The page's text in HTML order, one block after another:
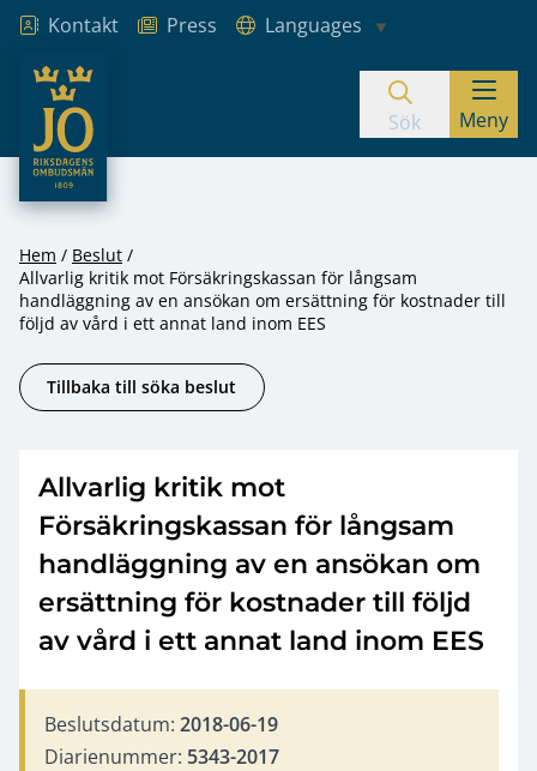
Hoppa till innehåll
Kontakt Press
Languages
JO – Riksdagens Ombudsmän
Sök Meny
Hem
Beslut
Allvarlig kritik mot Försäkringskassan för långsam
handläggning av en ansökan om ersättning för kostnader till
följd av vård i ett annat land inom EES
Tillbaka till söka beslut
Allvarlig kritik mot
Försäkringskassan för långsam
handläggning av en ansökan om
ersättning för kostnader till följd
av vård i ett annat land inom EES
Beslutsdatum: 2018-06-19
Diarienummer: 5343-2017